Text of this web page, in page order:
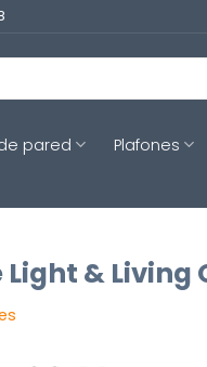
pared Plafones
& Living